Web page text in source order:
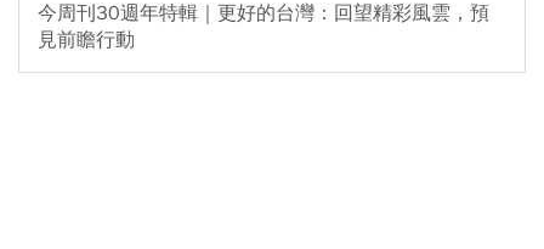
今周刊30週年特輯｜更好的台灣：回望精彩風雲，預
見前瞻行動